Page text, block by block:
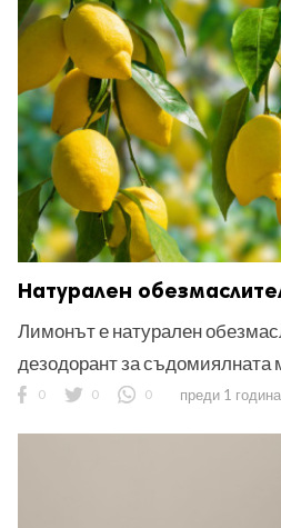
Натурален
Лимонът е натурален
дезодорант за
0 0 0 преди 1 година